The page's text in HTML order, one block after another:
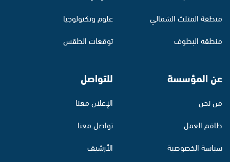
منطقة المثلث الشمالي
منطقة البطوف
علوم وتكنولوجيا
توقعات الطقس
عن المؤسسة
من نحن
طاقم العمل
سياسة الخصوصية
للتواصل
الإعلان معنا
تواصل معنا
الأرشيف